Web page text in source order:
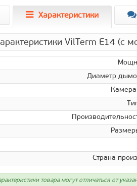
Характеристики
VilTerm E14 (с
Диаметр
Камера
Страна
товара могут отличаться от